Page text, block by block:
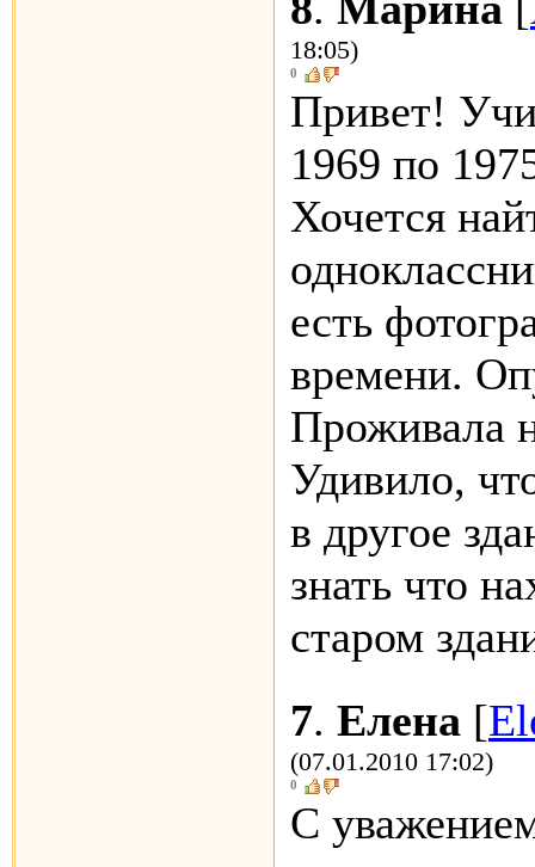
18:05)
0
Привет!
1969 по
Хочется
есть
времени.
Проживала
Удивило,
в другое
знать что
старом
7. Елена [
(07.01.2010 17:02)
0
С